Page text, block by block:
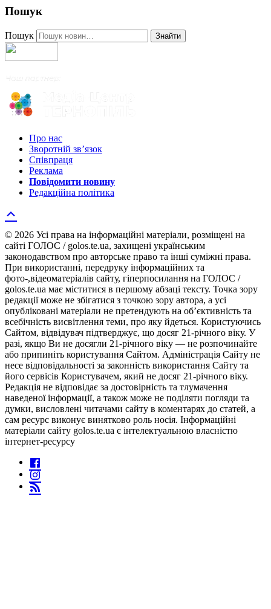
Пошук
Пошук Знайти
Про нас
Зворотній зв’язок
Співпраця
Реклама
Повідомити новину
Редакційна політика
© 2026 Усі права на інформаційні матеріали, розміщені на
сайті ГОЛОС / golos.te.ua, захищені українським
законодавством про авторське право та інші суміжні права.
При використанні, передруку інформаційних та
фото-,відеоматеріалів сайту, гіперпосилання на ГОЛОС /
golos.te.ua має міститися в першому абзаці тексту. Точка зору
редакції може не збігатися з точкою зору автора, а усі
опубліковані матеріали не претендують на об’єктивність та
всебічність висвітлення теми, про яку йдеться. Користуючись
Сайтом, відвідувач підтверджує, що досяг 21-річного віку. У
разі, якщо Ви не досягли 21-річного віку — не розпочинайте
або припиніть користування Сайтом. Адміністрація Сайту не
несе відповідальності за законність використання Сайту та
його сервісів Користувачем, який не досяг 21-річного віку.
Редакція не відповідає за достовірність та тлумачення
наведеної інформації, а також може не поділяти погляди та
думки, висловлені читачами сайту в коментарях до статей, а
сам ресурс виконує винятково роль носія. Інформаційні
матеріали сайту golos.te.ua є інтелектуальною власністю
інтернет-ресурсу